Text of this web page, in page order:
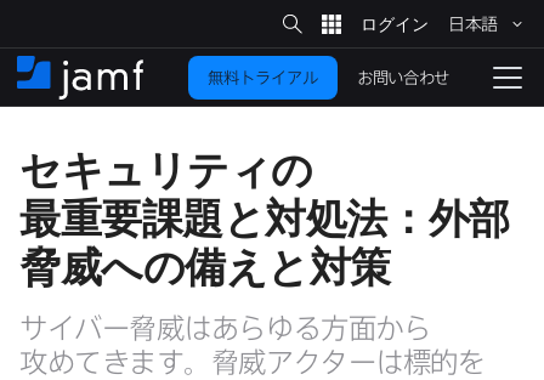
イ
ン
コ
テ
ン
ツ
に
​
移
サ
イ
ト
検
索
日本語
ホ
ー
ナ
ョ
ン
無料トライアル お問い合わせ
セキュリティの​
最重要課題と​対処法：外部​
脅威への​備えと​対策
サイバー脅威は​あらゆる​方​面から​
攻めてきます。​脅威アクターは​標的を​